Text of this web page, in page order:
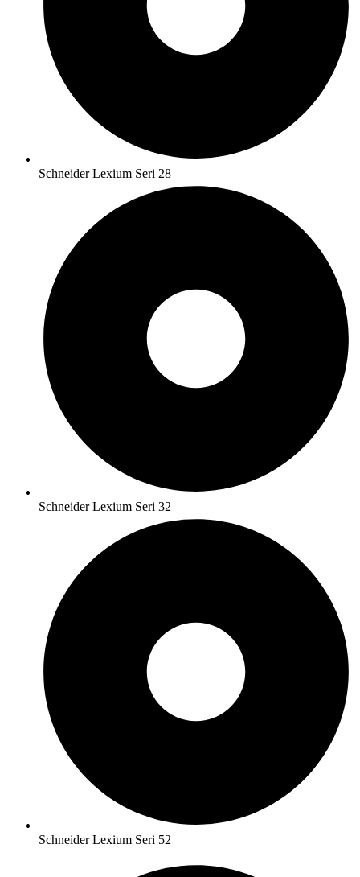
Schneider Lexium Seri 28
Schneider Lexium Seri 32
Schneider Lexium Seri 52